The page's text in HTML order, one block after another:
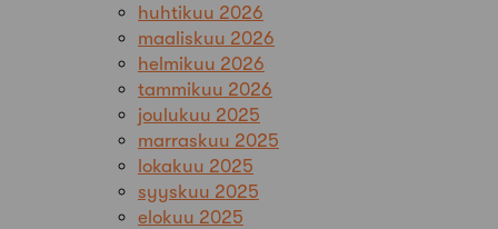
huhtikuu 2026
maaliskuu 2026
helmikuu 2026
tammikuu 2026
joulukuu 2025
marraskuu 2025
lokakuu 2025
syyskuu 2025
elokuu 2025